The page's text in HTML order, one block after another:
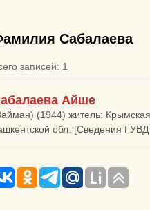
Сабалаева
записей: 1
Айше
(1944) житель:
обл. [Сведения ГУВД